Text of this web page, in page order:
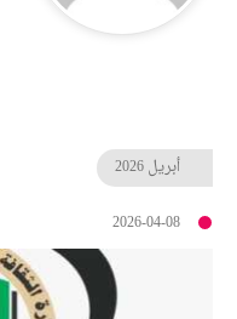
أبريل2026
2026-04-08